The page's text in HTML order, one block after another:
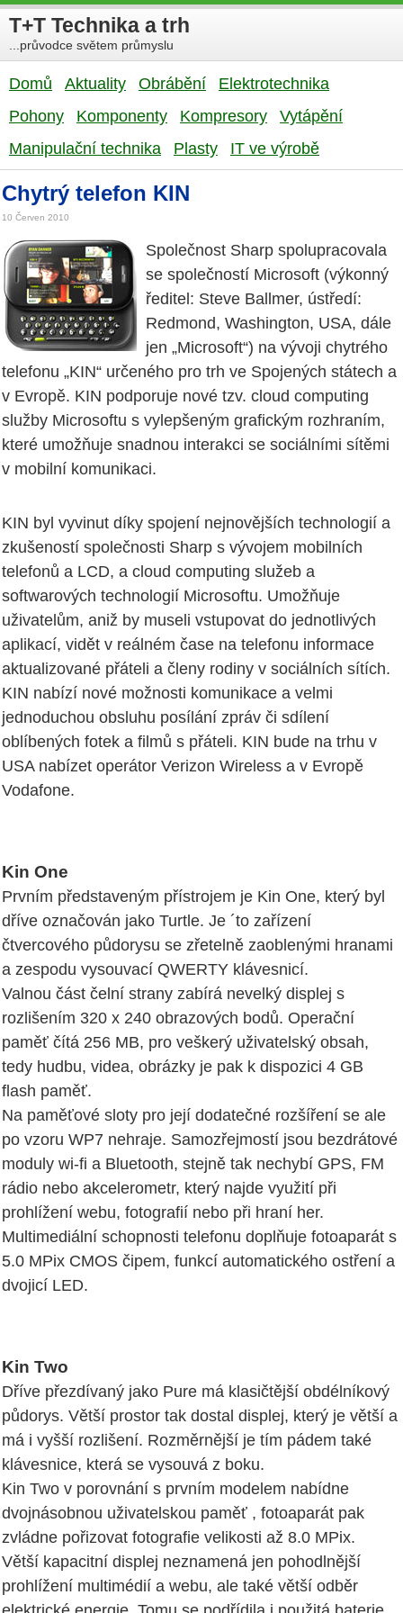
T+T Technika a trh
...průvodce světem průmyslu
Domů Aktuality Obrábění
Elektrotechnika
Pohony
Komponenty Kompresory
Vytápění
Manipulační technika
Plasty IT ve výrobě
Chytrý telefon KIN
10 Červen 2010
Společnost Sharp spolupracovala
se společností Microsoft (výkonný
ředitel: Steve Ballmer, ústředí:
Redmond, Washington, USA, dále
jen „Microsoft“) na vývoji chytrého
telefonu „KIN“ určeného pro trh ve Spojených státech a
v Evropě. KIN podporuje nové tzv. cloud computing
služby Microsoftu s vylepšeným grafickým rozhraním,
které umožňuje snadnou interakci se sociálními sítěmi
v mobilní komunikaci.
KIN byl vyvinut díky spojení nejnovějších technologií a
zkušeností společnosti Sharp s vývojem mobilních
telefonů a LCD, a cloud computing služeb a
softwarových technologií Microsoftu. Umožňuje
uživatelům, aniž by museli vstupovat do jednotlivých
aplikací, vidět v reálném čase na telefonu informace
aktualizované přáteli a členy rodiny v sociálních sítích.
KIN nabízí nové možnosti komunikace a velmi
jednoduchou obsluhu posílání zpráv či sdílení
oblíbených fotek a filmů s přáteli. KIN bude na trhu v
USA nabízet operátor Verizon Wireless a v Evropě
Vodafone.
Kin One
Prvním představeným přístrojem je Kin One, který byl
dříve označován jako Turtle. Je ´to zařízení
čtvercového půdorysu se zřetelně zaoblenými hranami
a zespodu vysouvací QWERTY klávesnicí.
Valnou část čelní strany zabírá nevelký displej s
rozlišením 320 x 240 obrazových bodů. Operační
paměť čítá 256 MB, pro veškerý uživatelský obsah,
tedy hudbu, videa, obrázky je pak k dispozici 4 GB
flash paměť.
Na paměťové sloty pro její dodatečné rozšíření se ale
po vzoru WP7 nehraje. Samozřejmostí jsou bezdrátové
moduly wi-fi a Bluetooth, stejně tak nechybí GPS, FM
rádio nebo akcelerometr, který najde využití při
prohlížení webu, fotografií nebo při hraní her.
Multimediální schopnosti telefonu doplňuje fotoaparát s
5.0 MPix CMOS čipem, funkcí automatického ostření a
dvojicí LED.
Kin Two
Dříve přezdívaný jako Pure má klasičtější obdélníkový
půdorys. Větší prostor tak dostal displej, který je větší a
má i vyšší rozlišení. Rozměrnější je tím pádem také
klávesnice, která se vysouvá z boku.
Kin Two v porovnání s prvním modelem nabídne
dvojnásobnou uživatelskou paměť , fotoaparát pak
zvládne pořizovat fotografie velikosti až 8.0 MPix.
Větší kapacitní displej neznamená jen pohodlnější
prohlížení multimédií a webu, ale také větší odběr